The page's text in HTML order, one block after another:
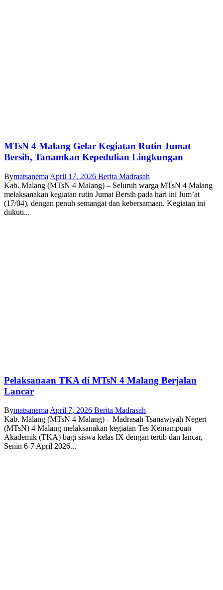
MTsN 4 Malang Gelar Kegiatan Rutin Jumat
Bersih, Tanamkan Kepedulian Lingkungan
Bymatsanema April 17, 2026 Berita Madrasah
Kab. Malang (MTsN 4 Malang) – Seluruh warga MTsN 4 Malang
melaksanakan kegiatan rutin Jumat Bersih pada hari ini Jum’at
(17/04), dengan penuh semangat dan kebersamaan. Kegiatan ini
diikuti...
Pelaksanaan TKA di MTsN 4 Malang Berjalan
Lancar
BymatsanemaApril 7, 2026 Berita Madrasah
Kab. Malang (MTsN 4 Malang) – Madrasah Tsanawiyah Negeri
(MTsN) 4 Malang melaksanakan kegiatan Tes Kemampuan
Akademik (TKA) bagi siswa kelas IX dengan tertib dan lancar,
Senin 6-7 April 2026...